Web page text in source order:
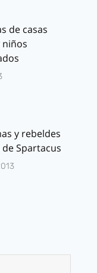
de casas
niños
y rebeldes
de Spartacus